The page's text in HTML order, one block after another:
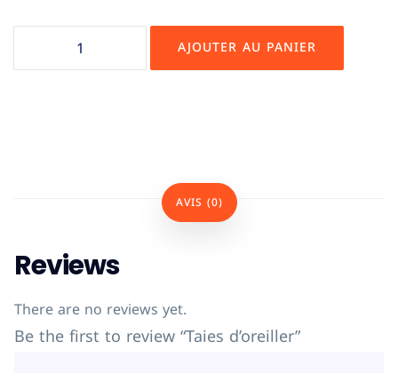
AJOUTER AU PANIER
AVIS (0)
Reviews
There are no reviews yet.
Be the first to review “Taies d’oreiller”